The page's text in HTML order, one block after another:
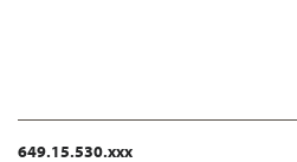
649.15.530.xxx